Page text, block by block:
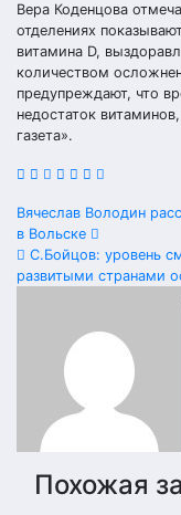
Вера Коденцова
отделениях
витамина D,
количеством
предупреждают, что
недостаток
газета».
по
Вячеслав Володин
в Вольске
С.Бойцов: уровень
развитыми странами
Похожая